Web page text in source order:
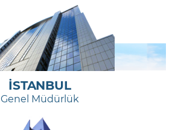
İSTANBUL
Genel Müdürlük